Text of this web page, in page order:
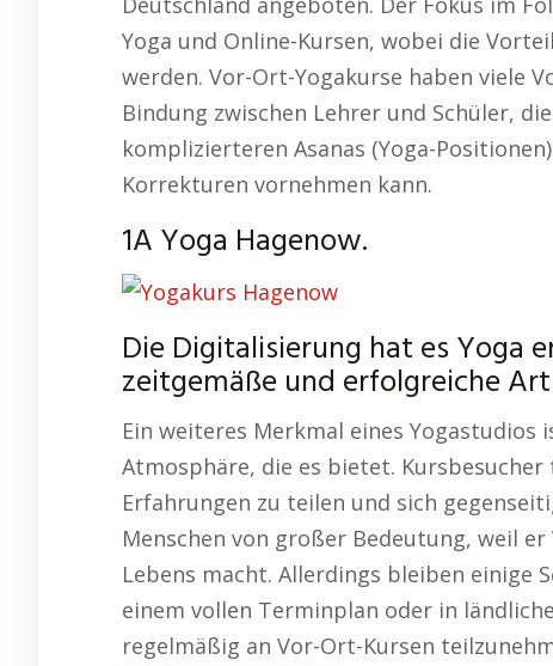
Yoga und Online-Kursen, wobei die
werden. Vor-Ort-Yogakurse haben viele
Bindung zwischen Lehrer und Schüler,
komplizierteren Asanas (Yoga-
Korrekturen vornehmen kann.
1A Yoga Hagenow.
Die Digitalisierung hat es Yoga
zeitgemäße und erfolgreiche
Ein weiteres Merkmal eines
Atmosphäre, die es bietet.
Erfahrungen zu teilen und sich
Menschen von großer Bedeutung, weil
Lebens macht. Allerdings bleiben einige
einem vollen Terminplan oder in
regelmäßig an Vor-Ort-Kursen